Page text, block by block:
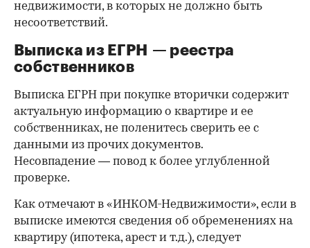
недвижимости, в которых не должно быть
несоответствий.
Выписка из ЕГРН — реестра
собственников
Выписка ЕГРН при покупке вторички содержит
актуальную информацию о квартире и ее
собственниках, не поленитесь сверить ее с
данными из прочих документов.
Несовпадение — повод к более углубленной
проверке.
Как отмечают в «ИНКОМ-Недвижимости», если в
выписке имеются сведения об обременениях на
квартиру (ипотека, арест и т.д.), следует